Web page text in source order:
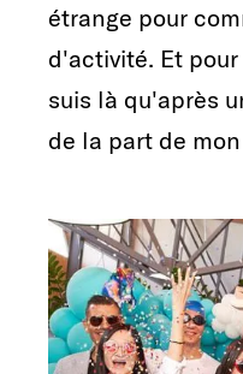
étrange pour
d'activité. Et
suis là qu'après
de la part de